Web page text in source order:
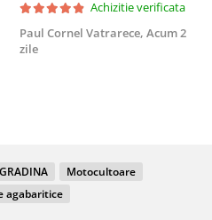
Achizitie verificata
Paul Cornel Vatrarece, Acum 2
zile
GRADINA
Motocultoare
agabaritice